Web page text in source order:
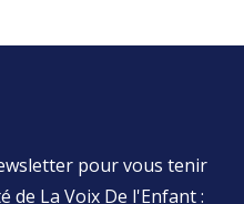
pour vous tenir
de La Voix De l'Enfant :